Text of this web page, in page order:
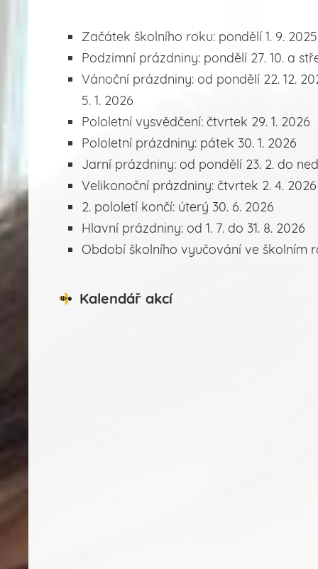
Začátek školního roku: pondělí 1. 9. 2025
Podzimní prázdniny: pondělí 27. 10. a
Vánoční prázdniny: od pondělí 22. 12.
5. 1. 2026
Pololetní vysvědčení: čtvrtek 29. 1. 2026
Pololetní prázdniny: pátek 30. 1. 2026
Jarní prázdniny: od pondělí 23. 2. do
Velikonoční prázdniny: čtvrtek 2. 4. 2026
2. pololetí končí: úterý 30. 6. 2026
Hlavní prázdniny: od 1. 7. do 31. 8. 2026
Období školního vyučování ve školním
Kalendář akcí